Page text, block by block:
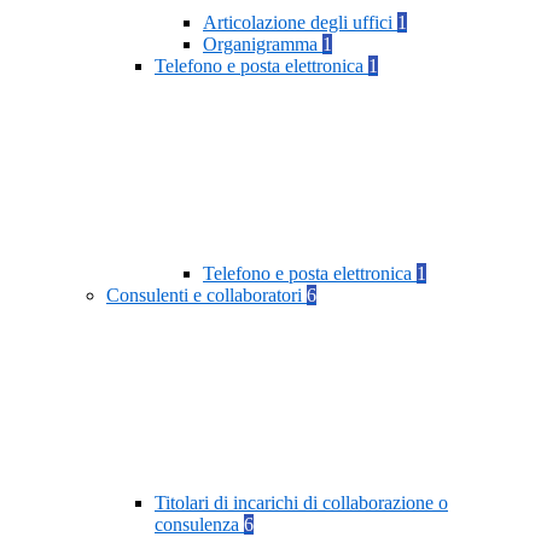
Articolazione degli uffici 1
Organigramma 1
Telefono e posta elettronica 1
Telefono e posta elettronica 1
Consulenti e collaboratori 6
Titolari di incarichi di collaborazione o
consulenza 6